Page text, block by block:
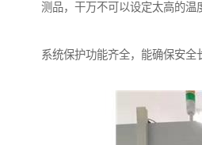
测品，干万不可以设定太高的温
系统保护功能齐全，能确保安全